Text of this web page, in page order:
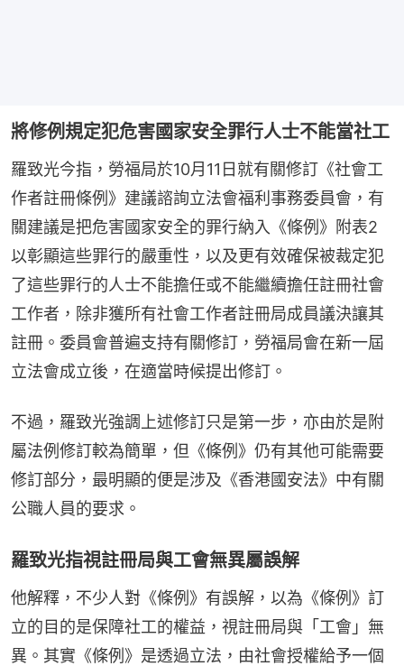
將修例規定犯危害國家安全罪行人士不能當社工
羅致光今指，勞福局於10月11日就有關修訂《社會工
作者註冊條例》建議諮詢立法會福利事務委員會，有
關建議是把危害國家安全的罪行納入《條例》附表2
以彰顯這些罪行的嚴重性，以及更有效確保被裁定犯
了這些罪行的人士不能擔任或不能繼續擔任註冊社會
工作者，除非獲所有社會工作者註冊局成員議決讓其
註冊。委員會普遍支持有關修訂，勞福局會在新一屆
立法會成立後，在適當時候提出修訂。
不過，羅致光強調上述修訂只是第一步，亦由於是附
屬法例修訂較為簡單，但《條例》仍有其他可能需要
修訂部分，最明顯的便是涉及《香港國安法》中有關
公職人員的要求。
羅致光指視註冊局與工會無異屬誤解
他解釋，不少人對《條例》有誤解，以為《條例》訂
立的目的是保障社工的權益，視註冊局與「工會」無
異。其實《條例》是透過立法，由社會授權給予一個